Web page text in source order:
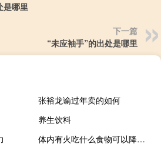
是哪里
下一篇
“未应袖手”的出处是哪里
张裕龙谕过年卖的如何
养生饮料
体内有火吃什么食物可以降肝火旺